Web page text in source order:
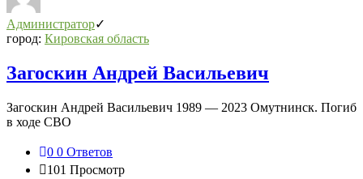
Администратор
город: Кировская область
Загоскин Андрей Васильевич
Загоскин Андрей Васильевич 1989 — 2023 Омутнинск. Погиб
в ходе СВО
0 0 Ответов
101 Просмотр